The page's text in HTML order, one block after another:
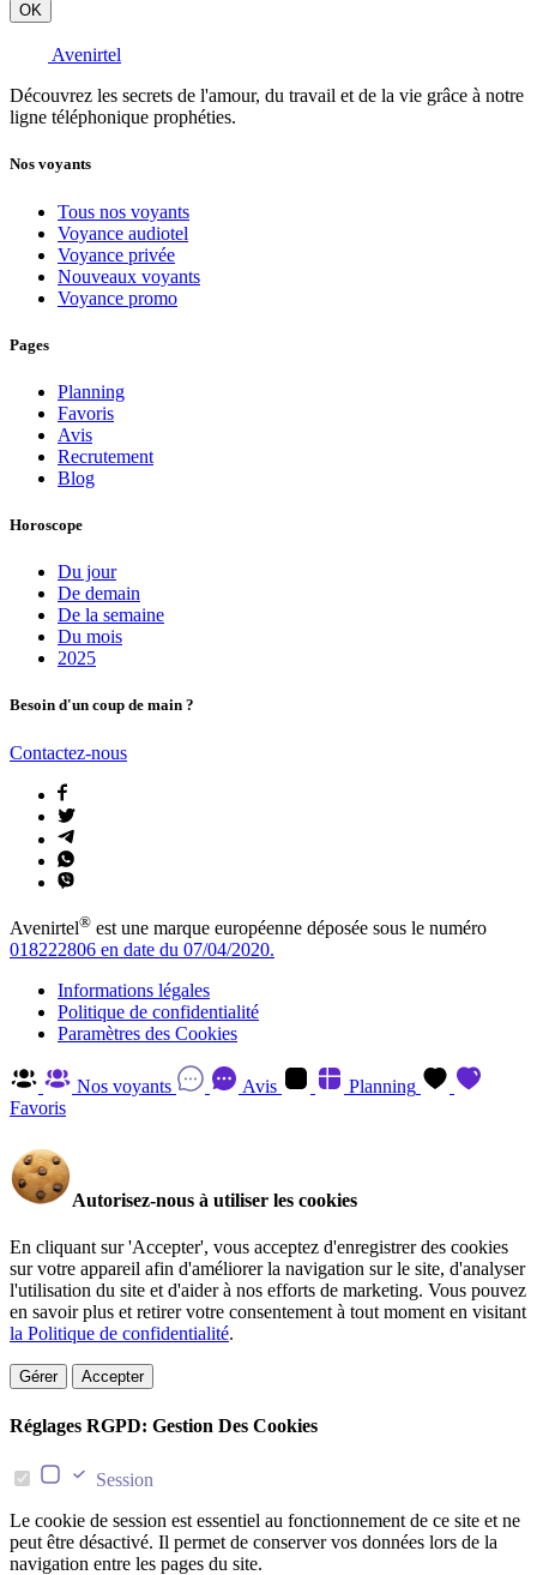
OK
Avenirtel
Découvrez les secrets de l'amour, du travail et de la vie grâce à notre
ligne téléphonique prophéties.
Nos voyants
Tous nos voyants
Voyance audiotel
Voyance privée
Nouveaux voyants
Voyance promo
Pages
Planning
Favoris
Avis
Recrutement
Blog
Horoscope
Du jour
De demain
De la semaine
Du mois
2025
Besoin d'un coup de main ?
Contactez-nous
Avenirtel® est une marque européenne déposée sous le numéro
018222806 en date du 07/04/2020.
Informations légales
Politique de confidentialité
Paramètres des Cookies
Nos voyants Avis
Planning
Favoris
Autorisez-nous à utiliser les cookies
En cliquant sur 'Accepter', vous acceptez d'enregistrer des cookies
sur votre appareil afin d'améliorer la navigation sur le site, d'analyser
l'utilisation du site et d'aider à nos efforts de marketing. Vous pouvez
en savoir plus et retirer votre consentement à tout moment en visitant
la Politique de confidentialité.
Gérer Accepter
Réglages RGPD: Gestion Des Cookies
Session
Le cookie de session est essentiel au fonctionnement de ce site et ne
peut être désactivé. Il permet de conserver vos données lors de la
navigation entre les pages du site.